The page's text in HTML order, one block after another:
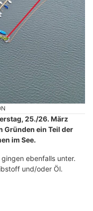
25./26. März
Gründen ein Teil der
im See.
ebenfalls unter.
und/oder Öl.